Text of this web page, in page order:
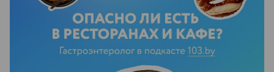
ЭФФЕКТИВНАЯ РЕКЛАМА НА САЙТЕ